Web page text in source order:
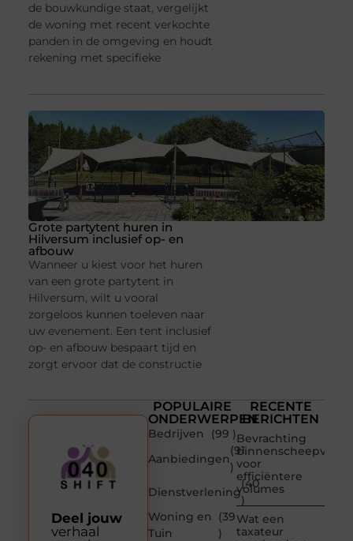
de bouwkundige staat, vergelijkt
de woning met recent verkochte
panden in de omgeving en houdt
rekening met specifieke
Grote partytent huren in
Hilversum inclusief op- en
afbouw
Wanneer u kiest voor het huren
van een grote partytent in
Hilversum, wilt u vooral
zorgeloos kunnen toeleven naar
uw evenement. Een tent inclusief
op- en afbouw bespaart tijd en
zorgt ervoor dat de constructie
POPULAIRE
ONDERWERPEN
Bedrijven
(99 )
Aanbiedingen
(91
)
Dienstverlening
(40
)
Woning en
Tuin
(39
)
RECENTE
BERICHTEN
Bevrachting
binnenscheepvaart
voor
efficiëntere
volumes
Wat een
taxateur
Deel jouw
verhaal